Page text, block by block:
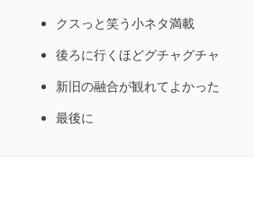
クスっと笑う小ネタ満載
後ろに行くほどグチャグチャ
新旧の融合が観れてよかった
最後に